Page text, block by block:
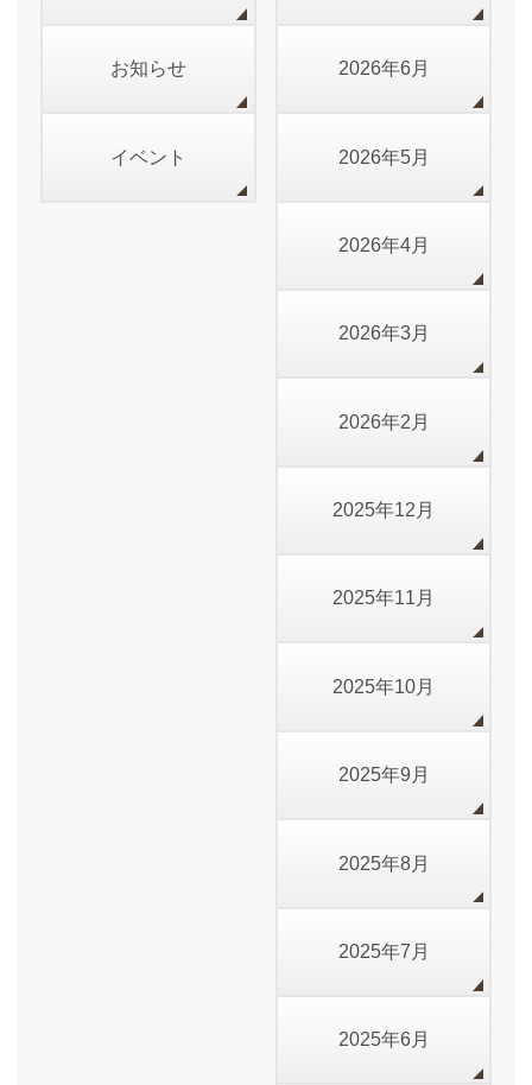
お知らせ
イベント
2026年6月
2026年5月
2026年4月
2026年3月
2026年2月
2025年12月
2025年11月
2025年10月
2025年9月
2025年8月
2025年7月
2025年6月